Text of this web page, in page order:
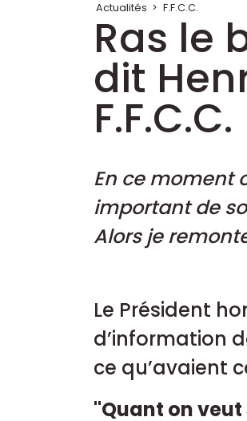
Actualités > F.F.C.C.
Ras le
dit
F.F.C.C.
En ce moment
important de
Alors je
Le Président
d’information
ce qu’avaient
"Quant on